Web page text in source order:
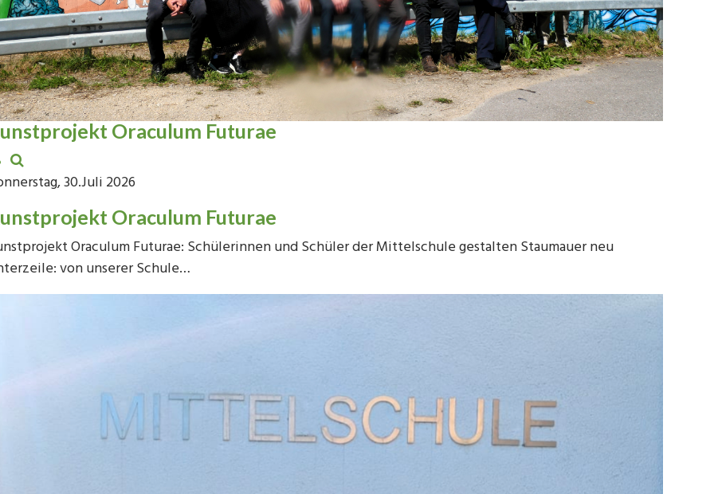
Oraculum Futurae
30.Juli 2026
Oraculum Futurae
Oraculum Futurae: Schülerinnen und Schüler der Mittelschule gestalten Staumauer neu
von unserer Schule…